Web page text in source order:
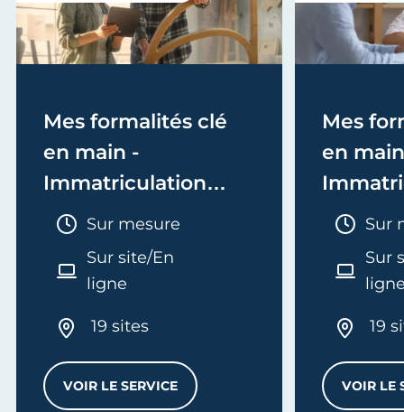
Mes formalités clé
en main -
Immatriculation
(EI/Micro-entreprise
Durée :
Sur mesure
Sur site/En
ligne
19 sites
VOIR LE SERVICEMES FORMALITÉS CLÉ EN MAIN -
Mes
en
Sur
Sur
19
VOIR LE